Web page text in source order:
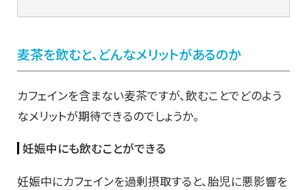
麦茶を飲むと、どんなメリットがあるのか
カフェインを含まない麦茶ですが、飲むことでどのよう
なメリットが期待できるのでしょうか。
妊娠中にも飲むことができる
妊娠中にカフェインを過剰摂取すると、胎児に悪影響を